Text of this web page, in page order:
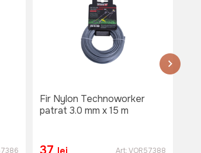
Fir Nylon Technoworker
patrat 3.0 mm x 15 m
Art:VOR57388